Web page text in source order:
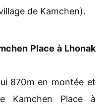
de Kamchen).
Place à Lhonak
870m en montée et
Kamchen Place à